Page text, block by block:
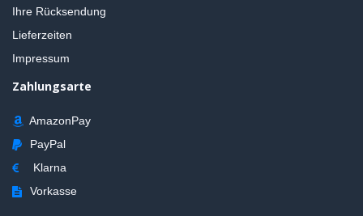
Ihre Rücksendung
Lieferzeiten
Impressum
Zahlungsarte
AmazonPay
PayPal
Klarna
Vorkasse